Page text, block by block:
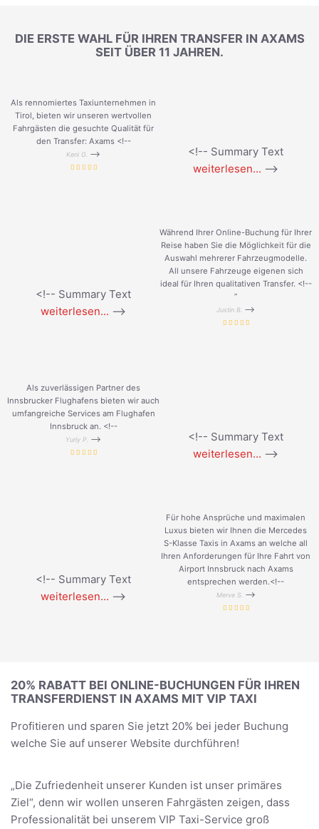
DIE ERSTE WAHL FÜR IHREN TRANSFER IN AXAMS
SEIT ÜBER 11 JAHREN.
Als rennomiertes Taxiunternehmen in
Tirol, bieten wir unseren wertvollen
Fahrgästen die gesuchte Qualität für
den Transfer: Axams <!--
Keni G. -->
<!-- Summary Text
weiterlesen... -->
<!-- Summary Text
weiterlesen... -->
Während Ihrer Online-Buchung für Ihrer
Reise haben Sie die Möglichkeit für die
Auswahl mehrerer Fahrzeugmodelle.
All unsere Fahrzeuge eigenen sich
ideal für Ihren qualitativen Transfer. <!--
”
Justin B. -->
Als zuverlässigen Partner des
Innsbrucker Flughafens bieten wir auch
umfangreiche Services am Flughafen
Innsbruck an. <!--
Yuriy P. -->
<!-- Summary Text
weiterlesen... -->
<!-- Summary Text
weiterlesen... -->
Für hohe Ansprüche und maximalen
Luxus bieten wir Ihnen die Mercedes
S-Klasse Taxis in Axams an welche all
Ihren Anforderungen für Ihre Fahrt von
Airport Innsbruck nach Axams
entsprechen werden.<!--
Merve S. -->
20% RABATT BEI ONLINE-BUCHUNGEN FÜR IHREN
TRANSFERDIENST IN AXAMS MIT VIP TAXI
Profitieren und sparen Sie jetzt 20% bei jeder Buchung
welche Sie auf unserer Website durchführen!
„Die Zufriedenheit unserer Kunden ist unser primäres
Ziel“, denn wir wollen unseren Fahrgästen zeigen, dass
Professionalität bei unserem VIP Taxi-Service groß